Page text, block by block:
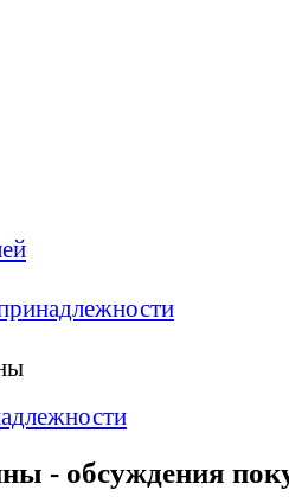
- обсуждения